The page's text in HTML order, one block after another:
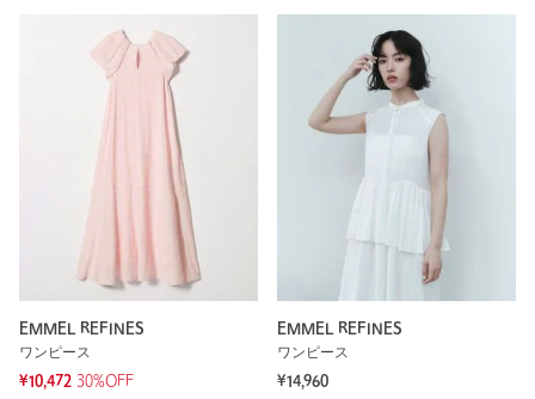
EMMEL REFINES
ワンピース
¥10,472 30%OFF
EMMEL REFINES
ワンピース
¥14,960